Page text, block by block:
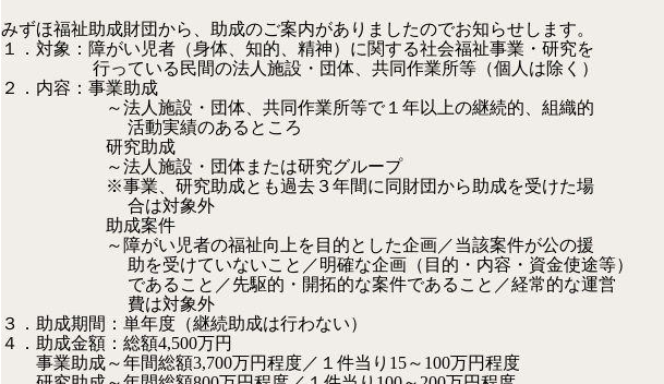
みずほ福祉助成財団から、助成のご案内がありましたのでお知らせします。
１．対象：障がい児者（身体、知的、精神）に関する社会福祉事業・研究を
行っている民間の法人施設・団体、共同作業所等（個人は除く）
２．内容：事業助成
～法人施設・団体、共同作業所等で１年以上の継続的、組織的
活動実績のあるところ
研究助成
～法人施設・団体または研究グループ
※事業、研究助成とも過去３年間に同財団から助成を受けた場
合は対象外
助成案件
～障がい児者の福祉向上を目的とした企画／当該案件が公の援
助を受けていないこと／明確な企画（目的・内容・資金使途等）
であること／先駆的・開拓的な案件であること／経常的な運営
費は対象外
３．助成期間：単年度（継続助成は行わない）
４．助成金額：総額4,500万円
事業助成～年間総額3,700万円程度／１件当り15～100万円程度